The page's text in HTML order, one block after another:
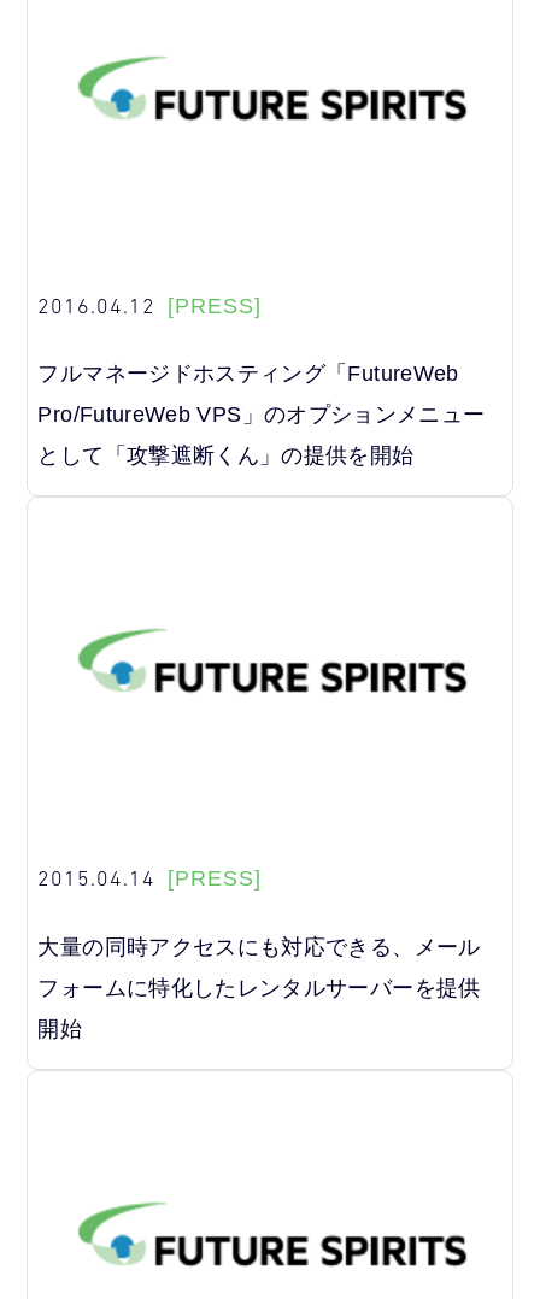
2016.04.12 [PRESS]
フルマネージドホスティング「FutureWeb
Pro/FutureWeb VPS」のオプションメニュー
として「攻撃遮断くん」の提供を開始
2015.04.14 [PRESS]
大量の同時アクセスにも対応できる、メール
フォームに特化したレンタルサーバーを提供
開始